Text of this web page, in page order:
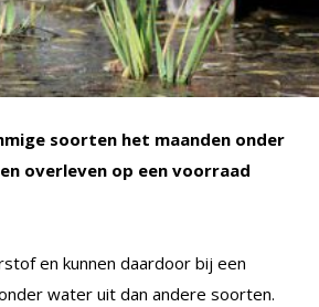
soorten het maanden onder
overleven op een voorraad
en kunnen daardoor bij een
water uit dan andere soorten.